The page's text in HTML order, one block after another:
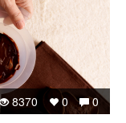
0
0
8370